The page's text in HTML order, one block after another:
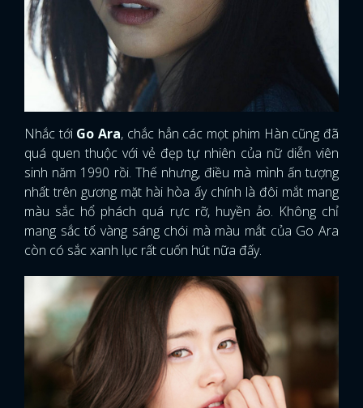
Nhắc tới Go Ara, chắc hẳn các mọt phim Hàn cũng đã
quá quen thuộc với vẻ đẹp tự nhiên của nữ diễn viên
sinh năm 1990 rồi. Thế nhưng, điều mà mình ấn tượng
nhất trên gương mặt hài hòa ấy chính là đôi mắt mang
màu sắc hổ phách quá rực rỡ, huyền ảo. Không chỉ
mang sắc tố vàng sáng chói mà màu mắt của Go Ara
còn có sắc xanh lục rất cuốn hút nữa đấy.